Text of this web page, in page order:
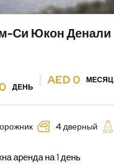
Си Юкон Денали
ДЕНЬ
AED 0 МЕСЯЦ
4 дверный
аренда на 1 день